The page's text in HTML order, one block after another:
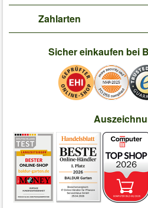
Zahlarten
Sicher einkaufen bei